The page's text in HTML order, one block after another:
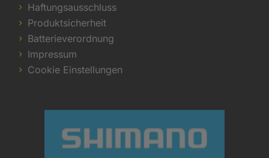
Haftungsausschluss
Produktsicherheit
Batterieverordnung
Impressum
Cookie Einstellungen